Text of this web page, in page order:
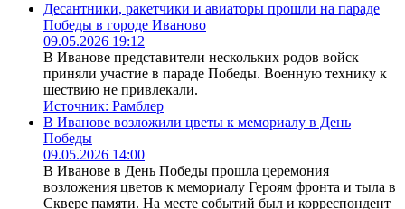
Десантники, ракетчики и авиаторы прошли на параде
Победы в городе Иваново
09.05.2026 19:12
В Иванове представители нескольких родов войск
приняли участие в параде Победы. Военную технику к
шествию не привлекали.
Источник: Рамблер
В Иванове возложили цветы к мемориалу в День
Победы
09.05.2026 14:00
В Иванове в День Победы прошла церемония
возложения цветов к мемориалу Героям фронта и тыла в
Сквере памяти. На месте событий был и корреспондент